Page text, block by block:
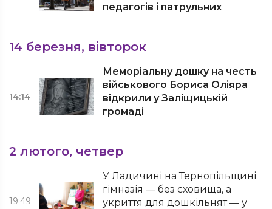
педагогів і патрульних
14 березня, вівторок
14:14
Меморіальну дошку на честь
військового Бориса Оліяра
відкрили у Заліщицькій
громаді
2 лютого, четвер
19:49
У Ладичині на Тернопільщині
гімназія — без сховища, а
укриття для дошкільнят — у